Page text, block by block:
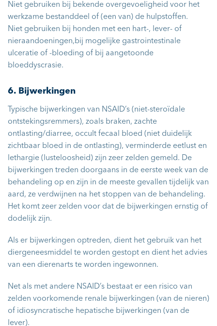
Niet gebruiken bij bekende overgevoeligheid voor het
werkzame bestanddeel of (een van) de hulpstoffen.
Niet gebruiken bij honden met een hart-, lever- of
nieraandoeningen,bij mogelijke gastrointestinale
ulceratie of -bloeding of bij aangetoonde
bloeddyscrasie.
6. Bijwerkingen
Typische bijwerkingen van NSAID’s (niet-steroïdale
ontstekingsremmers), zoals braken, zachte
ontlasting/diarree, occult fecaal bloed (niet duidelijk
zichtbaar bloed in de ontlasting), verminderde eetlust en
lethargie (lusteloosheid) zijn zeer zelden gemeld. De
bijwerkingen treden doorgaans in de eerste week van de
behandeling op en zijn in de meeste gevallen tijdelijk van
aard, ze verdwijnen na het stoppen van de behandeling.
Het komt zeer zelden voor dat de bijwerkingen ernstig of
dodelijk zijn.
Als er bijwerkingen optreden, dient het gebruik van het
diergeneesmiddel te worden gestopt en dient het advies
van een dierenarts te worden ingewonnen.
Net als met andere NSAID’s bestaat er een risico van
zelden voorkomende renale bijwerkingen (van de nieren)
of idiosyncratische hepatische bijwerkingen (van de
lever).